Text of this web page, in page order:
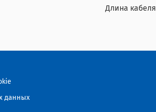
Длина кабеля
данных